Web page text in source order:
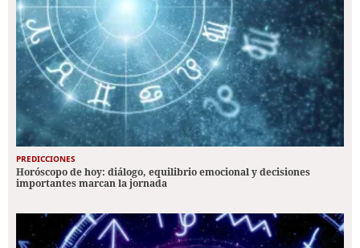
PREDICCIONES
Horóscopo de hoy: diálogo, equilibrio emocional y decisiones
importantes marcan la jornada